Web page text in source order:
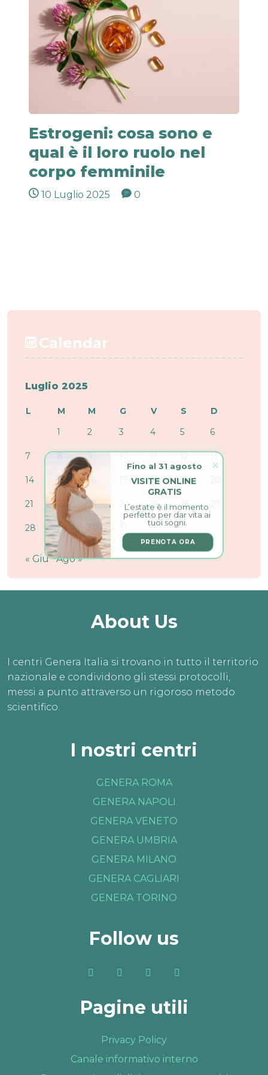
Estrogeni: cosa sono e
qual è il loro ruolo nel
corpo femminile
10 Luglio 2025 0
Calendar
Luglio 2025
L M M G V S
D
1
2 3 4 5 6
7 8 9 10 11 12 13
14 15 16 18 19
21 22 23 24 25 26
28 29 30
« Giu Ago »
About Us
I centri Genera Italia si trovano in tutto il territorio
nazionale e condividono gli stessi protocolli,
messi a punto attraverso un rigoroso metodo
scientifico.
I nostri centri
GENERA ROMA
GENERA NAPOLI
GENERA VENETO
GENERA UMBRIA
GENERA MILANO
GENERA CAGLIARI
GENERA TORINO
Follow us
Pagine utili
Privacy Policy
Canale informativo interno
VISITE ONLINE
GRATIS
L’estate è il momento
perfetto per dar vita ai
tuoi sogni.
PRENOTA ORA
Fino al 31 agosto